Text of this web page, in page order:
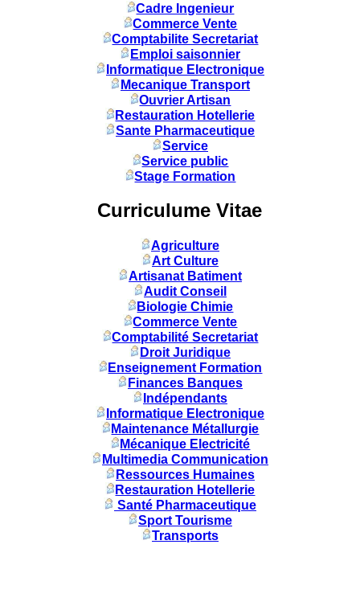
Cadre Ingenieur
Commerce Vente
Comptabilite Secretariat
Emploi saisonnier
Informatique Electronique
Mecanique Transport
Ouvrier Artisan
Restauration Hotellerie
Sante Pharmaceutique
Service
Service public
Stage Formation
Curriculume Vitae
Agriculture
Art Culture
Artisanat Batiment
Audit Conseil
Biologie Chimie
Commerce Vente
Comptabilité Secretariat
Droit Juridique
Enseignement Formation
Finances Banques
Indépendants
Informatique Electronique
Maintenance Métallurgie
Mécanique Electricité
Multimedia Communication
Ressources Humaines
Restauration Hotellerie
Santé Pharmaceutique
Sport Tourisme
Transports